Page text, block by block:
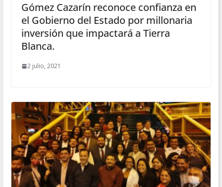
Gómez Cazarín reconoce confianza en
el Gobierno del Estado por millonaria
inversión que impactará a Tierra
Blanca.
2 julio, 2021